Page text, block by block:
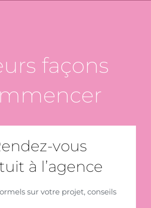
façons
vous
à l’agence
sur votre projet, conseils